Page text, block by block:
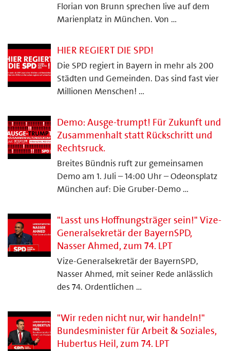
Florian von Brunn sprechen live auf dem
Marienplatz in München. Von …
HIER REGIERT DIE SPD!
Die SPD regiert in Bayern in mehr als 200
Städten und Gemeinden. Das sind fast vier
Millionen Menschen! …
Demo: Ausge-trumpt! Für Zukunft und
Zusammenhalt statt Rückschritt und
Rechtsruck.
Breites Bündnis ruft zur gemeinsamen
Demo am 1. Juli – 14:00 Uhr – Odeonsplatz
München auf: Die Gruber-Demo …
"Lasst uns Hoffnungsträger sein!" Vize-
Generalsekretär der BayernSPD,
Nasser Ahmed, zum 74. LPT
Vize-Generalsekretär der BayernSPD,
Nasser Ahmed, mit seiner Rede anlässlich
des 74. Ordentlichen …
"Wir reden nicht nur, wir handeln!"
Bundesminister für Arbeit & Soziales,
Hubertus Heil, zum 74. LPT